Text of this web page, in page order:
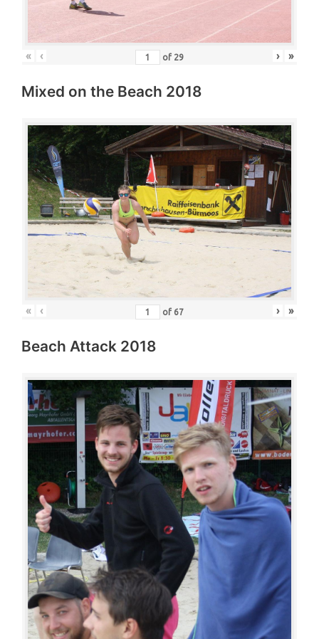
« ‹ of 29 › »
Mixed on the Beach 2018
« ‹ of 67 › »
Beach Attack 2018